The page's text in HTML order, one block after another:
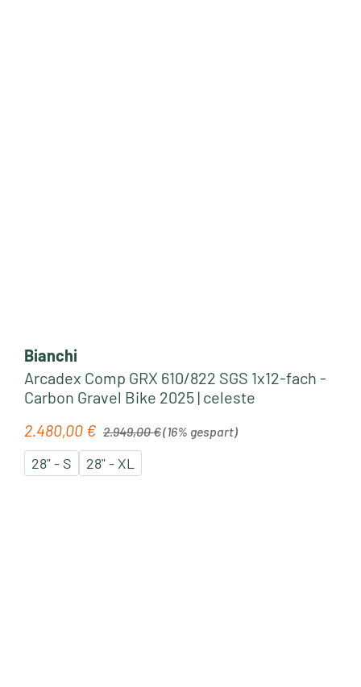
Bianchi
Arcadex Comp GRX 610/822 SGS 1x12-fach -
Carbon Gravel Bike 2025 | celeste
Verkaufspreis:
2.480,00 € Regulärer Preis:
2.949,00 €(16% gespart)
28" - S 28" - XL